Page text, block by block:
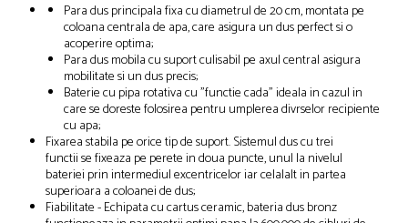
Para dus principala fixa cu diametrul de 20 cm, montata pe
coloana centrala de apa, care asigura un dus perfect si o
acoperire optima;
Para dus mobila cu suport culisabil pe axul central asigura
mobilitate si un dus precis;
Baterie cu pipa rotativa cu "functie cada" ideala in cazul in
care se doreste folosirea pentru umplerea divrselor recipiente
cu apa;
Fixarea stabila pe orice tip de suport. Sistemul dus cu trei
functii se fixeaza pe perete in doua puncte, unul la nivelul
bateriei prin intermediul excentricelor iar celalalt in partea
superioara a coloanei de dus;
Fiabilitate - Echipata cu cartus ceramic, bateria dus bronz